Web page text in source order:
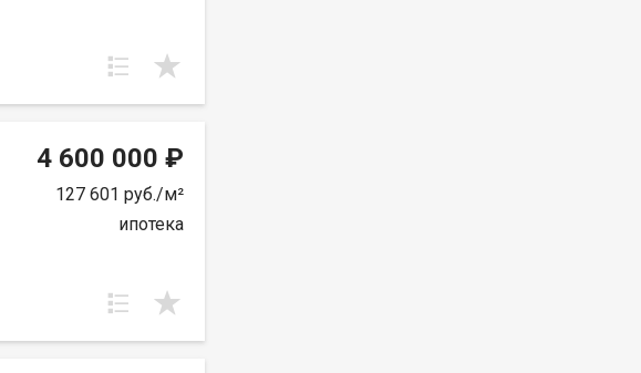
4 600 000 ₽
127 601 руб./м²
ипотека